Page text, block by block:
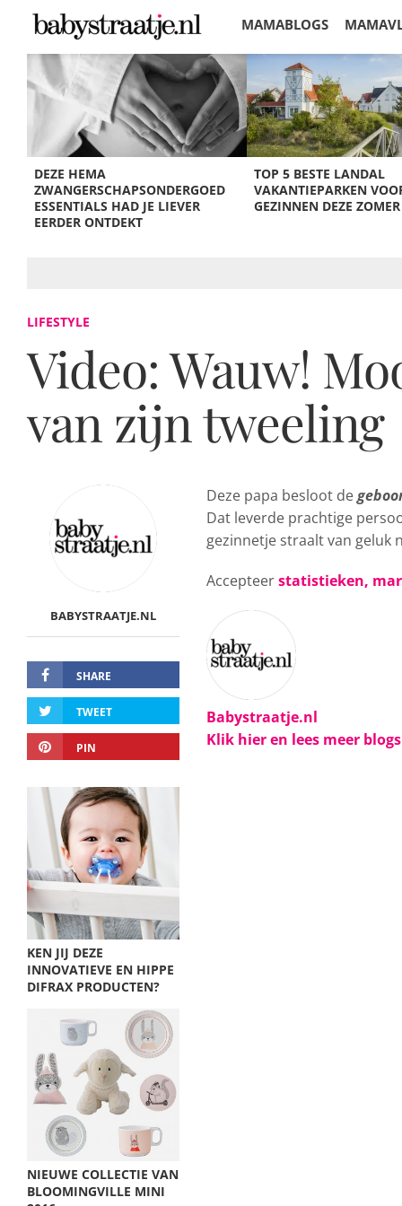
MAMABLOGS
KORTINGEN
DEZE HEMA
ZWANGERSCHAPSONDERGOED
ESSENTIALS HAD JE LIEVER
EERDER ONTDEKT
TOP 5 BESTE LANDAL
VAKANTIEPARKEN
GEZINNEN DEZE ZOMER
LIFESTYLE
Video: Wauw!
van zijn tweeling
BABYSTRAATJE.NL
SHARE
TWEET
PIN
KEN JIJ DEZE
INNOVATIEVE EN HIPPE
DIFRAX PRODUCTEN?
NIEUWE COLLECTIE VAN
BLOOMINGVILLE MINI
Deze papa besloot de
Dat leverde prachtige
gezinnetje straalt van geluk
Accepteerstatistieken,
Babystraatje.nl
Klik hier en lees meer